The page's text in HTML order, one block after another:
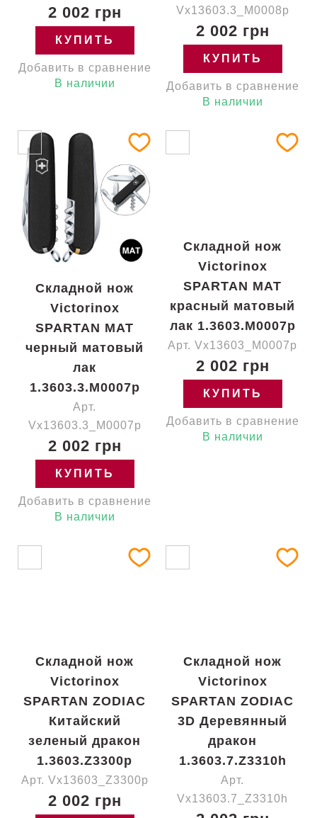
2 002 грн
КУПИТЬ
Добавить в сравнение
В наличии
Vx13603.3_M0008p
2 002 грн
КУПИТЬ
Добавить в сравнение
В наличии
Складной нож
Victorinox
SPARTAN MAT
черный матовый
лак
1.3603.3.M0007p
Арт.
Vx13603.3_M0007p
2 002 грн
КУПИТЬ
Добавить в сравнение
В наличии
Складной нож
Victorinox
SPARTAN MAT
красный матовый
лак 1.3603.M0007p
Арт. Vx13603_M0007p
2 002 грн
КУПИТЬ
Добавить в сравнение
В наличии
Складной нож
Victorinox
SPARTAN ZODIAC
Китайский
зеленый дракон
1.3603.Z3300p
Арт. Vx13603_Z3300p
2 002 грн
Складной нож
Victorinox
SPARTAN ZODIAC
3D Деревянный
дракон
1.3603.7.Z3310h
Арт.
Vx13603.7_Z3310h